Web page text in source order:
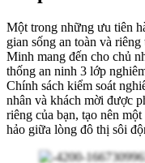
Một trong những ưu tiên
gian sống an toàn và
Minh mang đến cho chủ
thống an ninh 3 lớp
Chính sách kiểm soát
nhân và khách mời được
riêng của bạn, tạo nên
hảo giữa lòng đô thị sôi